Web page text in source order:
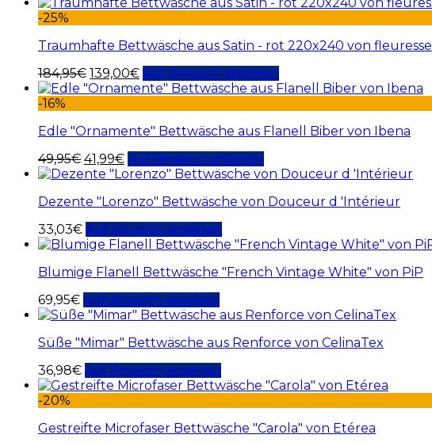
-25%
Traumhafte Bettwäsche aus Satin - rot 220x240 von fleuresse
184,95€ 139,00€ Auf Amazon ansehen
-16%
Edle "Ornamente" Bettwäsche aus Flanell Biber von Ibena
49,95€ 41,99€ Auf Amazon ansehen
Dezente "Lorenzo" Bettwäsche von Douceur d 'Intérieur
33,03€ Auf Amazon ansehen
Blumige Flanell Bettwäsche "French Vintage White" von PiP
69,95€ Auf Amazon ansehen
Süße "Mimar" Bettwäsche aus Renforce von CelinaTex
36,98€ Auf Amazon ansehen
-20%
Gestreifte Microfaser Bettwäsche "Carola" von Etérea